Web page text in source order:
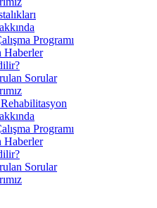
Programı
Sorular
Programı
Sorular